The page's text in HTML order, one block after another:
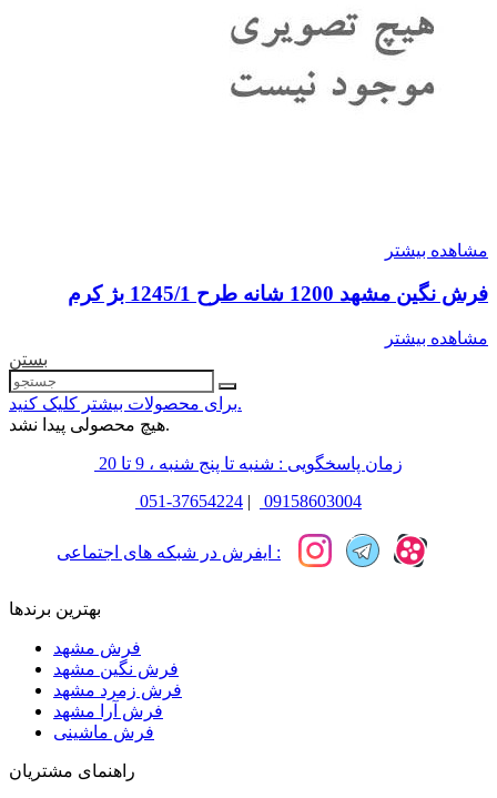
مشاهده بیشتر
فرش نگین مشهد 1200 شانه طرح 1245/1 بژ کرم
مشاهده بیشتر
بستن
برای محصولات بیشتر کلیک کنید.
هیچ محصولی پیدا نشد.
زمان پاسخگویی : شنبه تا پنج شنبه ، 9 تا 20
051-37654224 | 09158603004
ایفرش در شبکه های اجتماعی :
بهترین برندها
فرش مشهد
فرش نگین مشهد
فرش زمرد مشهد
فرش آرا مشهد
فرش ماشینی
راهنمای مشتریان